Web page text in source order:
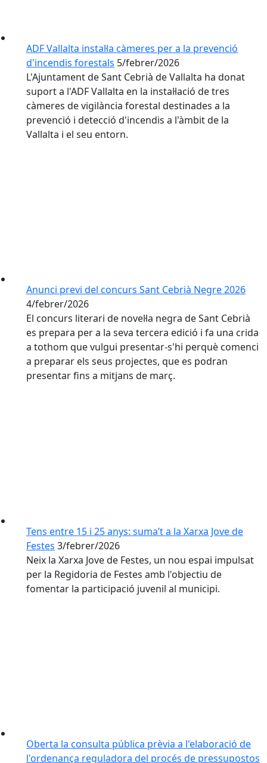
ADF Vallalta instal·la càmeres per a la prevenció
d'incendis forestals 5/febrer/2026
L'Ajuntament de Sant Cebrià de Vallalta ha donat
suport a l'ADF Vallalta en la instal·lació de tres
càmeres de vigilància forestal destinades a la
prevenció i detecció d'incendis a l'àmbit de la
Vallalta i el seu entorn.
Anunci previ del concurs Sant Cebrià Negre 2026
4/febrer/2026
El concurs literari de novel·la negra de Sant Cebrià
es prepara per a la seva tercera edició i fa una crida
a tothom que vulgui presentar-s'hi perquè comenci
a preparar els seus projectes, que es podran
presentar fins a mitjans de març.
Tens entre 15 i 25 anys: suma’t a la Xarxa Jove de
Festes 3/febrer/2026
Neix la Xarxa Jove de Festes, un nou espai impulsat
per la Regidoria de Festes amb l'objectiu de
fomentar la participació juvenil al municipi.
Oberta la consulta pública prèvia a l'elaboració de
l'ordenança reguladora del procés de pressupostos